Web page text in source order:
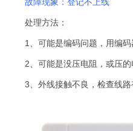
处理方法：
1、可能是编码问题，用编码
2、可能是没压电阻，或压的
3、外线接触不良，检查线路